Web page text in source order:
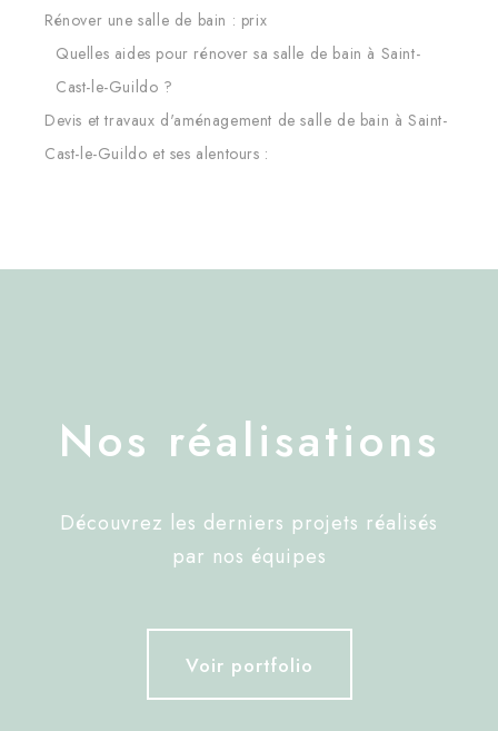
Rénover une salle de bain : prix
Quelles aides pour rénover sa salle de bain à Saint-
Cast-le-Guildo ?
Devis et travaux d'aménagement de salle de bain à Saint-
Cast-le-Guildo et ses alentours :
Nos réalisations
Découvrez les derniers projets réalisés
par nos équipes
Voir portfolio